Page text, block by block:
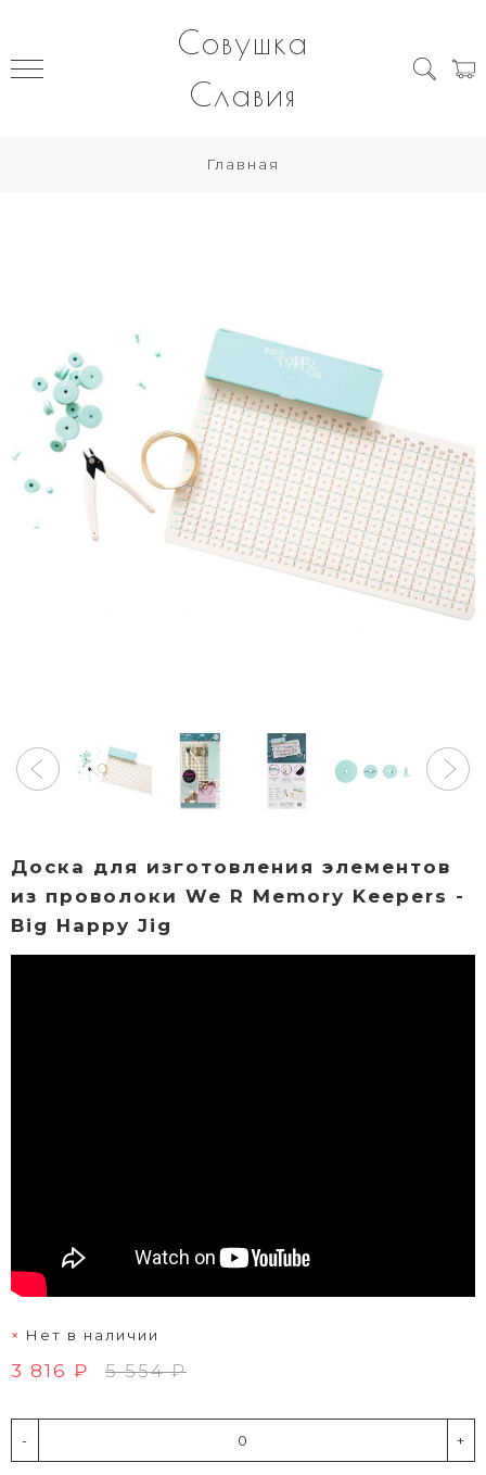
Совушка
Славия
Главная
Доска для изготовления элементов
из проволоки We R Memory Keepers -
Big Happy Jig
Нет в наличии
3 816 ₽ 5 554 ₽
- +